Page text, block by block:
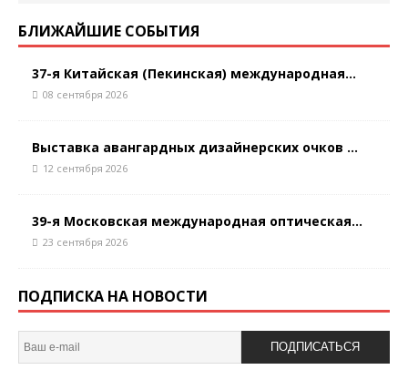
БЛИЖАЙШИЕ СОБЫТИЯ
37-я Китайская (Пекинская) международная...
08 сентября 2026
Выставка авангардных дизайнерских очков ...
12 сентября 2026
39-я Московская международная оптическая...
23 сентября 2026
ПОДПИСКА НА НОВОСТИ
ПОДПИСАТЬСЯ